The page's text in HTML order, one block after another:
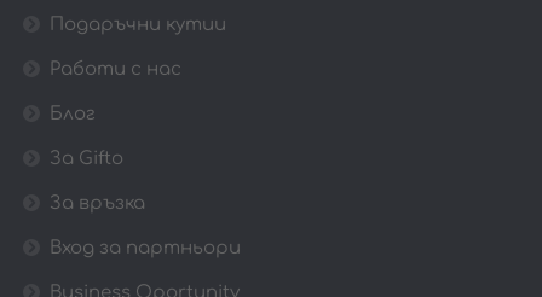
Подаръчни кутии
Работи с нас
Блог
За Gifto
За връзка
Вход за партньори